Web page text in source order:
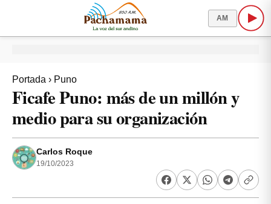
AM
Portada › Puno
Ficafe Puno: más de un millón y
medio para su organización
Carlos Roque
19/10/2023